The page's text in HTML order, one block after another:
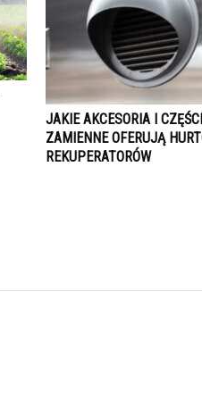
JAKIE AKCESORIA I CZĘŚCI
ZAMIENNE OFERUJĄ
REKUPERATORÓW